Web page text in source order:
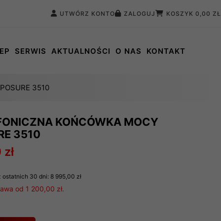
UTWÓRZ KONTO ZALOGUJ KOSZYK 0,00 ZŁ
SERWIS AKTUALNOŚCI O NAS KONTAKT
3510
KOŃCÓWKA MOCY
3510
ostatnich 30 dni: 8 995,00 zł
od 1 200,00 zł.